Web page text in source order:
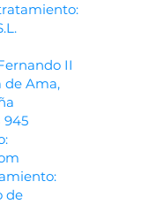
II
de Ama,
945
de